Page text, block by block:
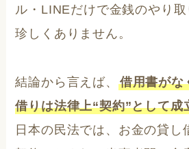
ル・LINEだけで金銭のやり
珍しくありません。
結論から言えば、 借用書がな
借りは法律上“契約”として成
日本の民法では、お金の貸し